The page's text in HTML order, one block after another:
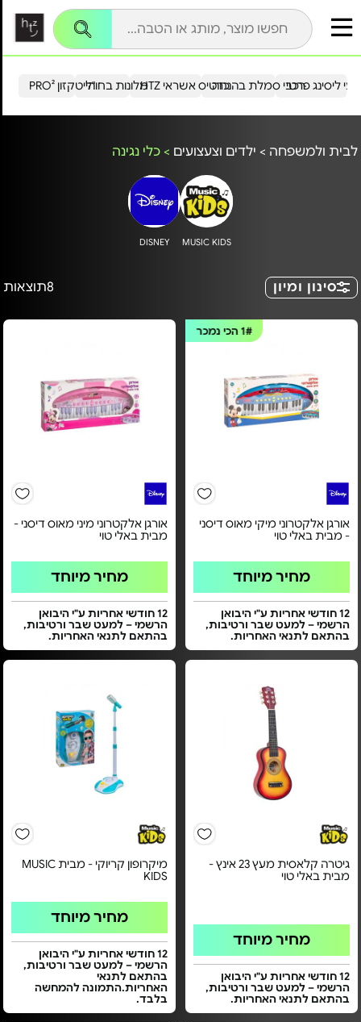
הייטקזון PRO²מלונות בחו"ל כרטיס אשראי HTZ ליסינג פרטירכבי סמלת בהנחה
לבית ולמשפחה > ילדים וצעצועים > כלי נגינה
MUSIC KIDS
DISNEY
סינון ומיון 8תוצאות
1#הכי נמכר
אורגן אלקטרוני מיקי מאוס דיסני
- מבית באלי טוי
מחיר מיוחד
12 חודשי אחריות ע"י היבואן
הרשמי – למעט שבר ורטיבות,
בהתאם לתנאי האחריות.
אורגן אלקטרוני מיני מאוס דיסני -
מבית באלי טוי
מחיר מיוחד
12 חודשי אחריות ע"י היבואן
הרשמי – למעט שבר ורטיבות,
בהתאם לתנאי האחריות.
גיטרה קלאסית מעץ 23 אינץ -
מבית באלי טוי
מחיר מיוחד
12 חודשי אחריות ע"י היבואן
הרשמי – למעט שבר ורטיבות,
בהתאם לתנאי האחריות.
מיקרופון קריוקי - מבית MUSIC
KIDS
מחיר מיוחד
12 חודשי אחריות ע"י היבואן
הרשמי – למעט שבר ורטיבות,
בהתאם לתנאי
האחריות.התמונה להמחשה
בלבד.